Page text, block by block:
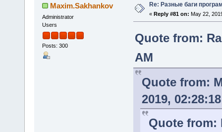
Maxim.Sakhankov
Administrator
Users
Posts: 300
Re: Разные баги
« Reply #81 on: May 22,
Quote from:
AM
Quote from:
2019,
Quote from: